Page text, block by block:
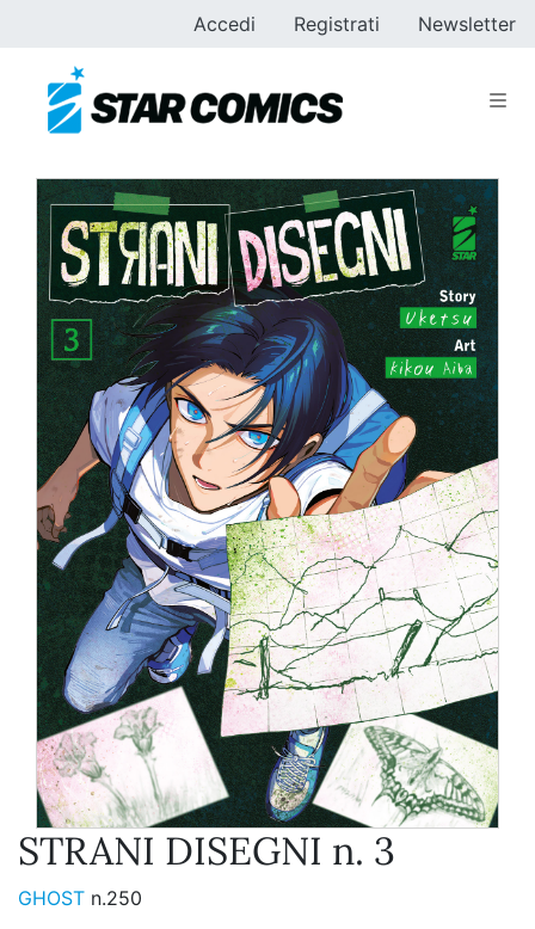
Accedi Registrati Newsletter
STRANI DISEGNI n. 3
GHOST n.250